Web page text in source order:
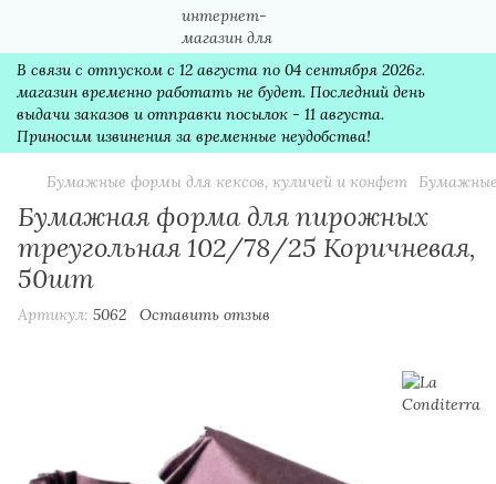
В связи с отпуском с 12 августа по 04 сентября 2026г.
магазин временно работать не будет. Последний день
выдачи заказов и отправки посылок - 11 августа.
Приносим извинения за временные неудобства!
Бумажные формы для кексов, куличей и конфет
Бумажная форма для пирожных
треугольная 102/78/25 Коричневая,
50шт
Артикул: 5062 Оставить отзыв